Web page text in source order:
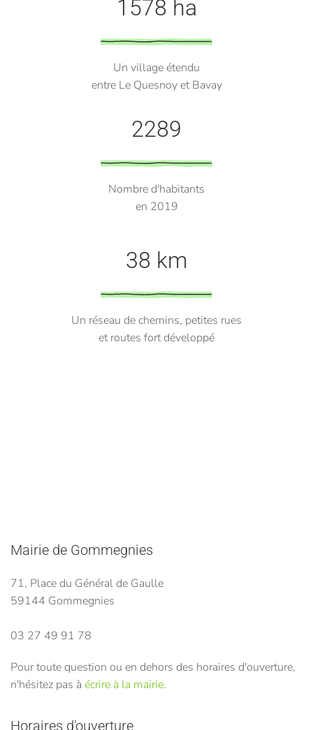
1578 ha
Un village étendu
entre Le Quesnoy et Bavay
2289
Nombre d'habitants
en 2019
38 km
Un réseau de chemins, petites rues
et routes fort développé
Mairie de Gommegnies
71, Place du Général de Gaulle
59144 Gommegnies
03 27 49 91 78
Pour toute question ou en dehors des horaires d'ouverture,
n'hésitez pas à écrire à la mairie.
Horaires d'ouverture